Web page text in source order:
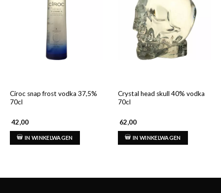
Ciroc snap frost vodka 37,5%
70cl
42,00
IN WINKELWAGEN
Crystal head skull 40% vodka
70cl
62,00
IN WINKELWAGEN